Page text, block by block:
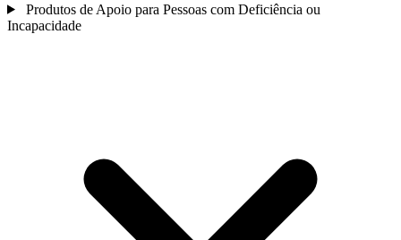
Produtos de Apoio para Pessoas com Deficiência ou
Incapacidade